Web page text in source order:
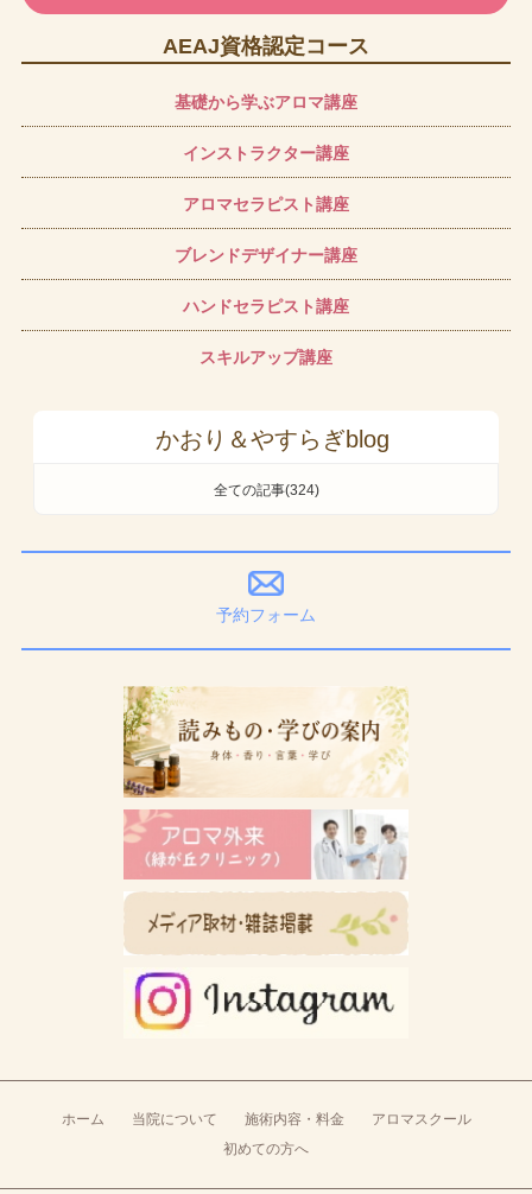
AEAJ資格認定コース
基礎から学ぶアロマ講座
インストラクター講座
アロマセラピスト講座
ブレンドデザイナー講座
ハンドセラピスト講座
スキルアップ講座
かおり＆やすらぎblog
全ての記事(324)
予約フォーム
ホーム 当院について 施術内容・料金
アロマスクール
初めての方へ